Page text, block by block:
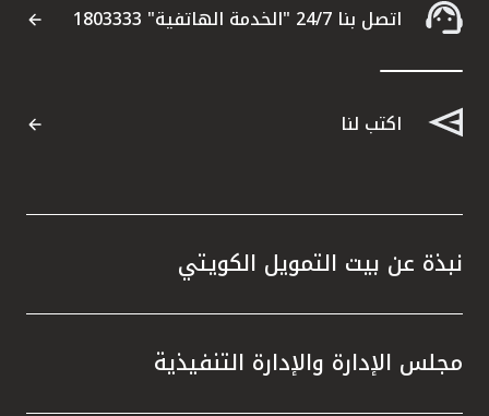
اتصل بنا 24/7 "الخدمة الهاتفية" 1803333
اكتب لنا
نبذة عن بيت التمويل الكويتي
مجلس الإدارة والإدارة التنفيذية